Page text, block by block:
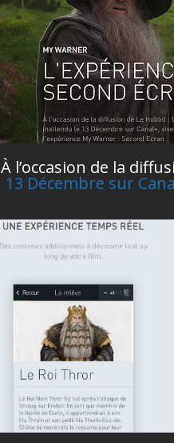
À l’occasion de la
13 Décembre sur